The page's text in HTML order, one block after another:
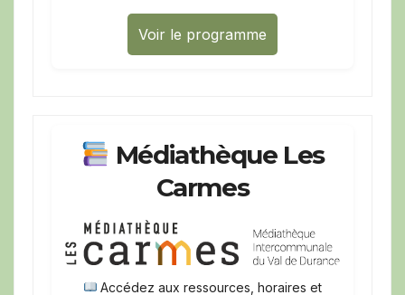
Voir le programme
Médiathèque Les
Carmes
Accédez aux ressources, horaires et